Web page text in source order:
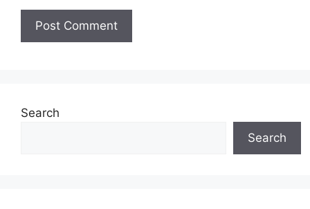
Search
Search